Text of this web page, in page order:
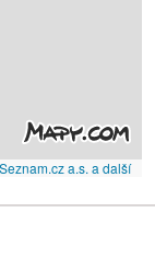
a.s. a další